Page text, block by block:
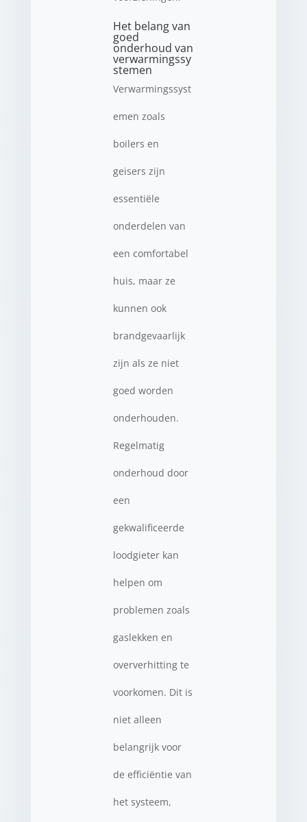
Het belang van
goed
onderhoud van
verwarmingssy
stemen
Verwarmingssyst
emen zoals
boilers en
geisers zijn
essentiële
onderdelen van
een comfortabel
huis, maar ze
kunnen ook
brandgevaarlijk
zijn als ze niet
goed worden
onderhouden.
Regelmatig
onderhoud door
een
gekwalificeerde
loodgieter kan
helpen om
problemen zoals
gaslekken en
oververhitting te
voorkomen. Dit is
niet alleen
belangrijk voor
de efficiëntie van
het systeem,